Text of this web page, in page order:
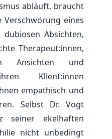
abläuft, braucht
eines
Absichten,
Therapeut:innen,
Ansichten und
Klient:innen
empathisch und
Selbst Dr. Vogt
seiner ekelhaften
nicht unbedingt